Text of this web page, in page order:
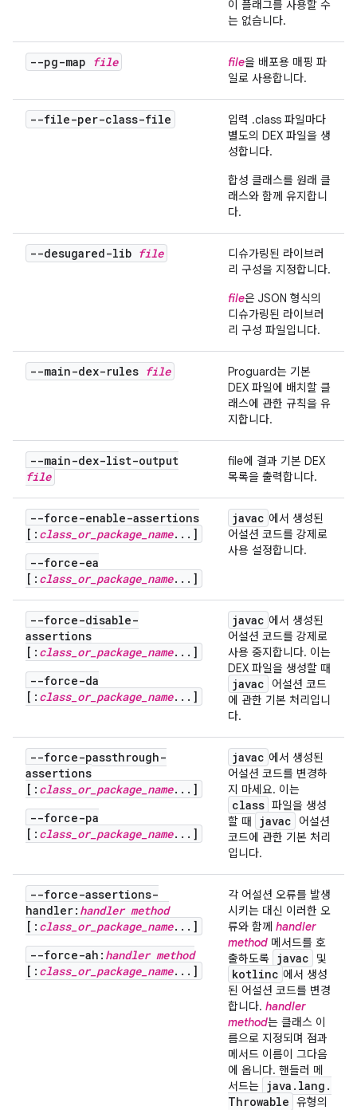
이 플래그를 사용할 수
는 없습니다.
--pg-map file file을 배포용 매핑 파
일로 사용합니다.
--file-per-class-file
입력 .class 파일마다
별도의 DEX 파일을 생
성합니다.
합성 클래스를 원래 클
래스와 함께 유지합니
다.
--desugared-lib file
디슈가링된 라이브러
리 구성을 지정합니다.
file은 JSON 형식의
디슈가링된 라이브러
리 구성 파일입니다.
--main-dex-rules file
Proguard는 기본
DEX 파일에 배치할 클
래스에 관한 규칙을 유
지합니다.
--main-dex-list-output
file
file에 결과 기본 DEX
목록을 출력합니다.
--force-enable-assertions
[: class_or_package_name...]
--force-ea
[: class_or_package_name...]
javac 에서 생성된
어설션 코드를 강제로
사용 설정합니다.
--force-disable-
assertions
[: class_or_package_name...]
--force-da
[: class_or_package_name...]
javac 에서 생성된
어설션 코드를 강제로
사용 중지합니다. 이는
DEX 파일을 생성할 때
javac
어설션 코드
에 관한 기본 처리입니
다.
--force-passthrough-
assertions
[: class_or_package_name...]
--force-pa
[: class_or_package_name...]
javac 에서 생성된
어설션 코드를 변경하
지 마세요. 이는
class 파일을 생성
할 때
javac
어설션
코드에 관한 기본 처리
입니다.
--force-assertions-
handler: handler method
[: class_or_package_name...]
--force-ah: handler method
[: class_or_package_name...]
각 어설션 오류를 발생
시키는 대신 이러한 오
류와 함께 handler
method 메서드를 호
출하도록 javac 및
kotlinc 에서 생성
된 어설션 코드를 변경
합니다. handler
method는 클래스 이
름으로 지정되며 점과
메서드 이름이 그다음
에 옵니다. 핸들러 메
서드는 java . lang .
Throwable 유형의